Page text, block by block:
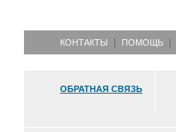
КОНТАКТЫ ПОМОЩЬ
ОБРАТНАЯ СВЯЗЬ